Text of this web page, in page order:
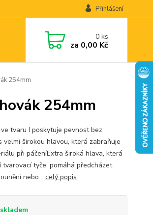
Přihlášení
0ks
za 0,00 Kč
254mm
254mm
tvaru I poskytuje pevnost bez
velmi širokou hlavou, která zabraňuje
při páčeníExtra široká hlava, která
tyče, pomáhá předcházet
nebo... celý popis
skladem